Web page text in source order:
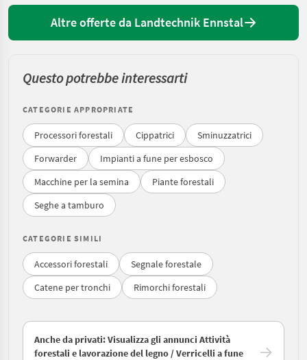
Altre offerte da Landtechnik Ennstal
Questo potrebbe interessarti
CATEGORIE APPROPRIATE
Processori forestali Cippatrici
Sminuzzatrici
Forwarder
Impianti a fune per esbosco
Macchine per la semina
Piante forestali
Seghe a tamburo
CATEGORIE SIMILI
Accessori forestali
Segnale forestale
Catene per tronchi
Rimorchi forestali
Anche da privati: Visualizza gli annunci Attività
forestali e lavorazione del legno / Verricelli a fune